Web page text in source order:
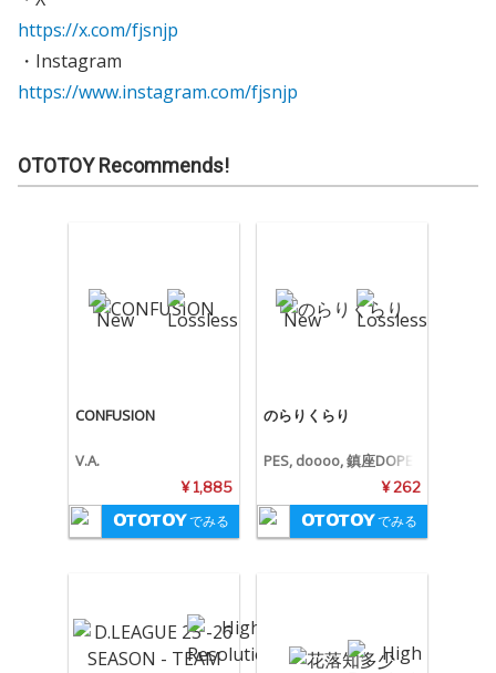
https://x.com/fjsnjp
・Instagram
https://www.instagram.com/fjsnjp
OTOTOY Recommends!
CONFUSION
V.A.
¥ 1,885
でみる
のらりくらり
PES, doooo, 鎮座DOPE
¥ 262
でみる